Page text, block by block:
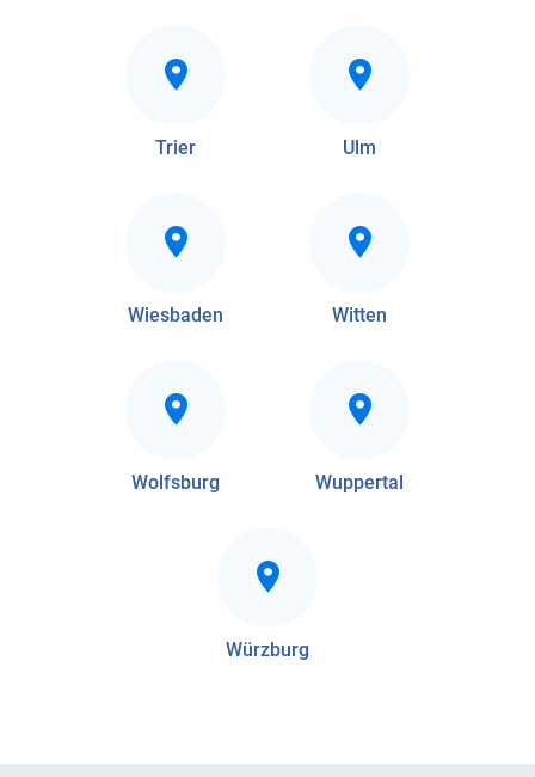
Trier Ulm
Wiesbaden Witten
Wolfsburg Wuppertal
Würzburg